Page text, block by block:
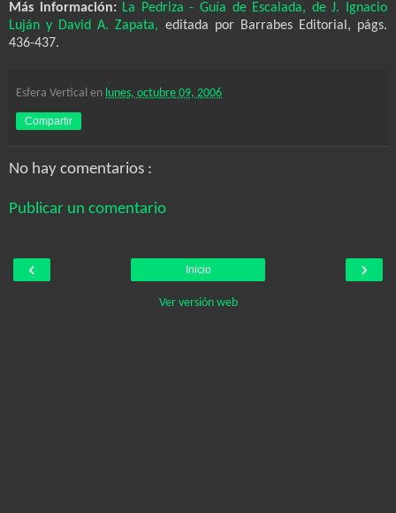
Más información: La Pedriza - Guía de Escalada, de J. Ignacio
Luján y David A. Zapata, editada por Barrabes Editorial, págs.
436-437.
Esfera Vertical en lunes, octubre 09, 2006
Compartir
No hay comentarios :
Publicar un comentario
‹ ›
Inicio
Ver versión web